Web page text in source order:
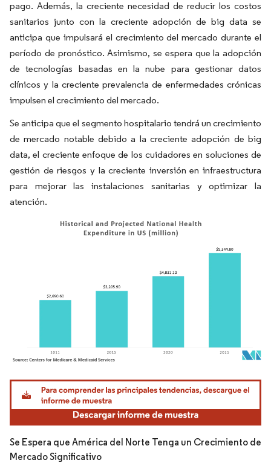
pago. Además, la creciente necesidad de reducir los costos
sanitarios junto con la creciente adopción de big data se
anticipa que impulsará el crecimiento del mercado durante el
período de pronóstico. Asimismo, se espera que la adopción
de tecnologías basadas en la nube para gestionar datos
clínicos y la creciente prevalencia de enfermedades crónicas
impulsen el crecimiento del mercado.
Se anticipa que el segmento hospitalario tendrá un crecimiento
de mercado notable debido a la creciente adopción de big
data, el creciente enfoque de los cuidadores en soluciones de
gestión de riesgos y la creciente inversión en infraestructura
para mejorar las instalaciones sanitarias y optimizar la
atención.
Imagen © Mordor Intelligence. El uso requiere atribución según CC BY 4.0.
Se Espera que América del Norte Tenga un Crecimiento de
Mercado Significativo